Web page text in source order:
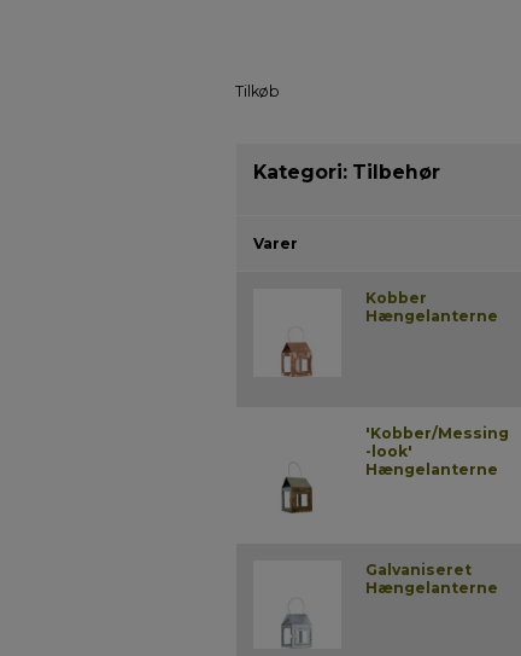
Tilkøb
Kategori: Tilbehør
Varer
Kobber
Hængelanterne
'Kobber/Messing
-look'
Hængelanterne
Galvaniseret
Hængelanterne